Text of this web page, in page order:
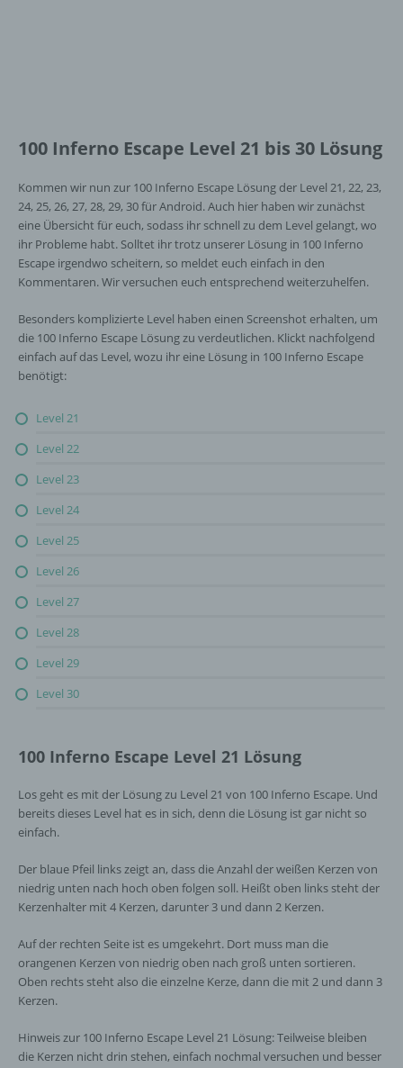
100 Inferno Escape Level 21 bis 30 Lösung
Kommen wir nun zur 100 Inferno Escape Lösung der Level 21, 22, 23,
24, 25, 26, 27, 28, 29, 30 für Android. Auch hier haben wir zunächst
eine Übersicht für euch, sodass ihr schnell zu dem Level gelangt, wo
ihr Probleme habt. Solltet ihr trotz unserer Lösung in 100 Inferno
Escape irgendwo scheitern, so meldet euch einfach in den
Kommentaren. Wir versuchen euch entsprechend weiterzuhelfen.
Besonders komplizierte Level haben einen Screenshot erhalten, um
die 100 Inferno Escape Lösung zu verdeutlichen. Klickt nachfolgend
einfach auf das Level, wozu ihr eine Lösung in 100 Inferno Escape
benötigt:
Level 21
Level 22
Level 23
Level 24
Level 25
Level 26
Level 27
Level 28
Level 29
Level 30
100 Inferno Escape Level 21 Lösung
Los geht es mit der Lösung zu Level 21 von 100 Inferno Escape. Und
bereits dieses Level hat es in sich, denn die Lösung ist gar nicht so
einfach.
Der blaue Pfeil links zeigt an, dass die Anzahl der weißen Kerzen von
niedrig unten nach hoch oben folgen soll. Heißt oben links steht der
Kerzenhalter mit 4 Kerzen, darunter 3 und dann 2 Kerzen.
Auf der rechten Seite ist es umgekehrt. Dort muss man die
orangenen Kerzen von niedrig oben nach groß unten sortieren.
Oben rechts steht also die einzelne Kerze, dann die mit 2 und dann 3
Kerzen.
Hinweis zur 100 Inferno Escape Level 21 Lösung: Teilweise bleiben
die Kerzen nicht drin stehen, einfach nochmal versuchen und besser